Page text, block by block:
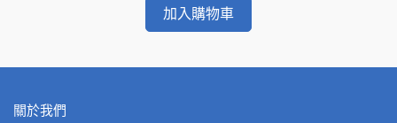
加入購物車
關於我們